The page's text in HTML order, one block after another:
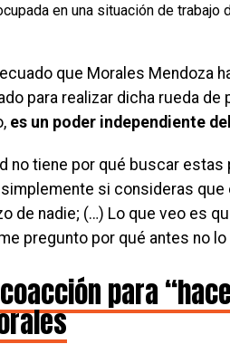
en una situación de trabajo
que Morales Mendoza
para realizar dicha rueda de
es un poder independiente
no tiene por qué buscar estas
simplemente si consideras
de nadie; (…) Lo que veo es
pregunto por qué antes no lo
para